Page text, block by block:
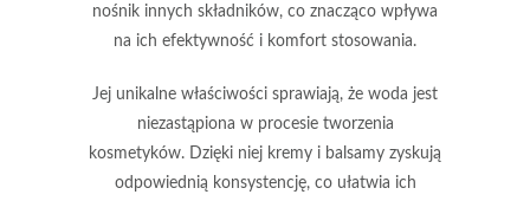
nośnik innych składników, co znacząco wpływa
na ich efektywność i komfort stosowania.
Jej unikalne właściwości sprawiają, że woda jest
niezastąpiona w procesie tworzenia
kosmetyków. Dzięki niej kremy i balsamy zyskują
odpowiednią konsystencję, co ułatwia ich